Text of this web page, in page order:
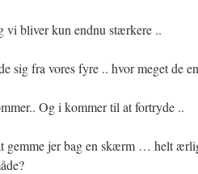
vi bliver kun endnu stærkere ..
sig fra vores fyre .. hvor meget de
Og i kommer til at fortryde ..
gemme jer bag en skærm … helt